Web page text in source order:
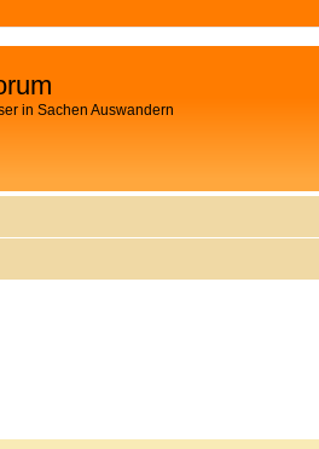
in Sachen Auswandern